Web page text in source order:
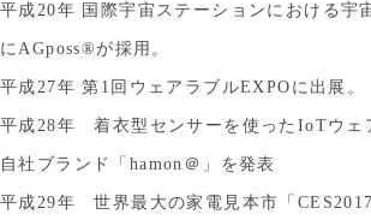
平成20年 国際宇宙ステーションにおける宇
にAGposs®が採用。
平成27年 第1回ウェアラブルEXPOに出展。
平成28年 着衣型センサーを使ったIoTウェ
自社ブランド「hamon＠」を発表
平成29年 世界最大の家電見本市「